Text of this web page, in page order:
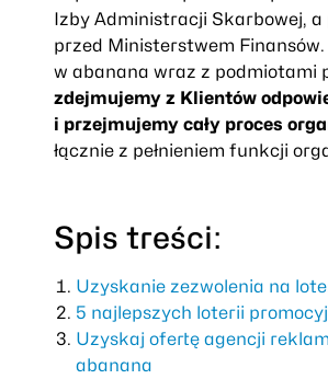
Izby Administracji Skarbowej, a
przed Ministerstwem
w abanana wraz z podmiotami
zdejmujemy z Klientów
i przejmujemy cały proces
łącznie z pełnieniem funkcji
Spis treści:
Uzyskanie zezwolenia na
5 najlepszych loterii
Uzyskaj ofertę agencji
abanana